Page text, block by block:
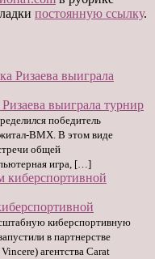
постоянную ссылку.
выиграла турнир
победитель
BMX. В этом виде
общей
игра, […]
киберспортивную
в партнерстве
агентства Carat